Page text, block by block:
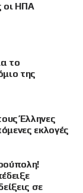
οι ΗΠΑ
το
της
Έλληνες
εκλογές
σε